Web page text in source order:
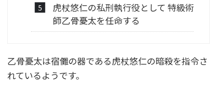
虎杖悠仁の私刑執行役として 特級術
師乙骨憂太を任命する
乙骨憂太は宿儺の器である虎杖悠仁の暗殺を指令さ
れているようです。